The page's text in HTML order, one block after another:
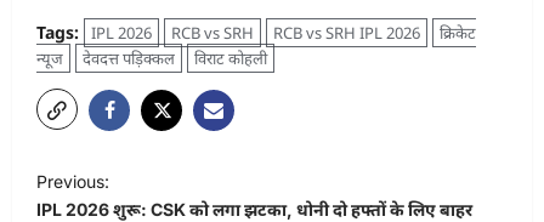
Tags: IPL 2026 RCB vs SRH RCB vs SRH IPL 2026
क्रिकेट
न्यूज
देवदत्त पड़िक्कल विराट कोहली
P
o
Previous:
IPL 2026 शुरू: CSK को लगा झटका, धोनी दो हफ्तों के लिए बाहर